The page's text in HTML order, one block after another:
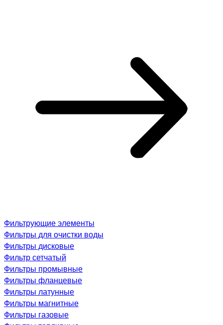
Фильтрующие элементы
Фильтры для очистки воды
Фильтры дисковые
Фильтр сетчатый
Фильтры промывные
Фильтры фланцевые
Фильтры латунные
Фильтры магнитные
Фильтры газовые